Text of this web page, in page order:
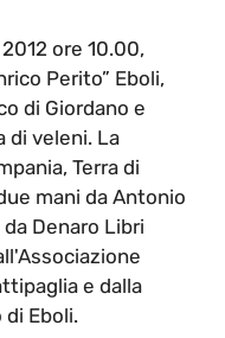
ore 10.00,
Perito” Eboli,
di Giordano e
di veleni. La
Terra di
mani da Antonio
Denaro Libri
e dalla
di Eboli.